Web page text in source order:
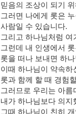
믿음의 조상이 되기
그러면 나에게 롯은
사람일 수 있습니다.
그리고 하나님처럼
그런데 내 인생에서
롯을 떠나 보내면 하
이때 하나님이 약속
롯과 함께 할 때 경험
그러므로 우리는 아
내가 하나님보다 의
그때 하나님이 친히